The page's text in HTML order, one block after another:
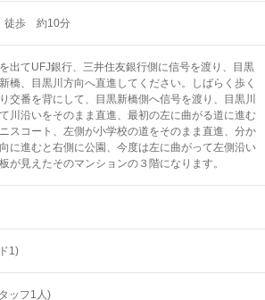
徒歩 約10分
出てUFJ銀行、三井住友銀行側に信号を渡り、目黒
橋、目黒川方向へ直進してください。しばらく歩く
交番を背にして、目黒新橋側へ信号を渡り、目黒川
川沿いをそのまま直進、最初の左に曲がる道に進む
スコート、左側が小学校の道をそのまま直進、分か
に進むと右側に公園、今度は左に曲がって左側沿い
が見えたそのマンションの３階になります。
1)
ッフ1人)